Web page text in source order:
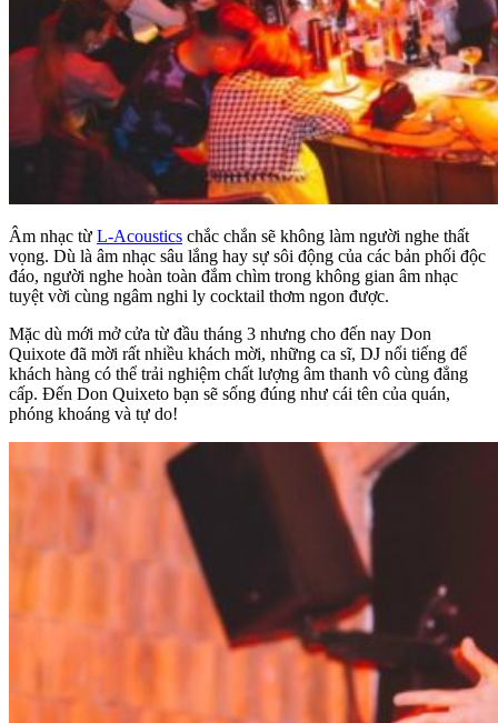
Âm nhạc từ L-Acoustics chắc chắn sẽ không làm người nghe thất
vọng. Dù là âm nhạc sâu lắng hay sự sôi động của các bản phối độc
đáo, người nghe hoàn toàn đắm chìm trong không gian âm nhạc
tuyệt vời cùng ngâm nghi ly cocktail thơm ngon được.
Mặc dù mới mở cửa từ đầu tháng 3 nhưng cho đến nay Don
Quixote đã mời rất nhiều khách mời, những ca sĩ, DJ nổi tiếng để
khách hàng có thể trải nghiệm chất lượng âm thanh vô cùng đẳng
cấp. Đến Don Quixeto bạn sẽ sống đúng như cái tên của quán,
phóng khoáng và tự do!